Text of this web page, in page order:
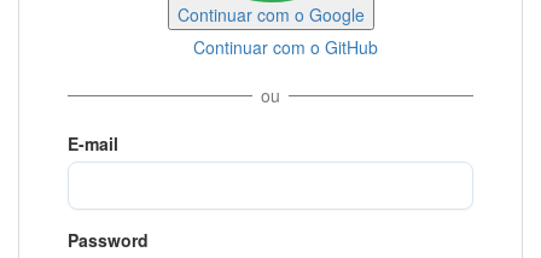
Continuar com o Google
Continuar com o GitHub
ou
E-mail
Password